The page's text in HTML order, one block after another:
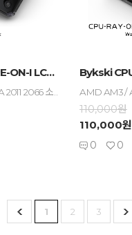
Bykski CPU-FIRE-ON-I LCD 수온계...
INTEL 115X,1200 LGA 2011 2066 소켓 전용 / AL바디 재질 / 크롬 도금 / 알루미늄 + 아크릴 바디 적용 / G1/4 규격 / 5V RBW LED 기본 적용 / LCD 컬러 온도표시계 내장
110,000원
110,000원
0 0
1 2 3